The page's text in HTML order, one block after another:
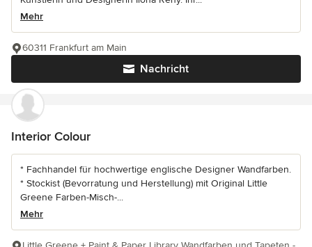
Mehr
Nachricht
60311 Frankfurt am Main
Interior Colour
* Fachhandel für hochwertige englische Designer Wandfarben.
* Stockist (Bevorratung und Herstellung) mit Original Little
Greene Farben-Misch-...
Mehr